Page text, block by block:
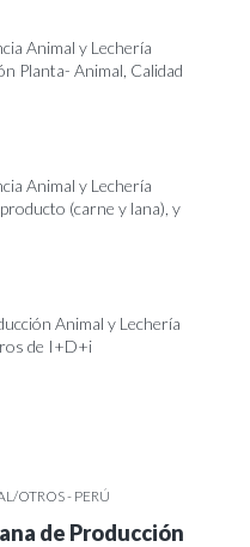
Animal y Lechería
Planta- Animal, Calidad
Animal y Lechería
(carne y lana), y
Animal y Lechería
de I+D+i
OTROS - PERÚ
de Producción